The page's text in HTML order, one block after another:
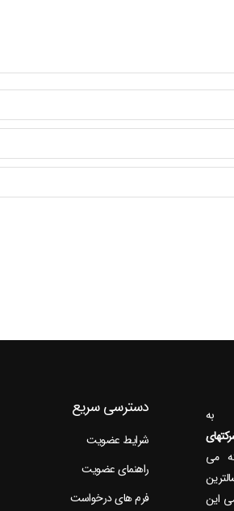
به
شود با بیش از هفتاد سال قدمت کهنسال‎ترین
این
دسترسی سریع
شرایط عضویت
راهنمای عضویت
فرم های درخواست